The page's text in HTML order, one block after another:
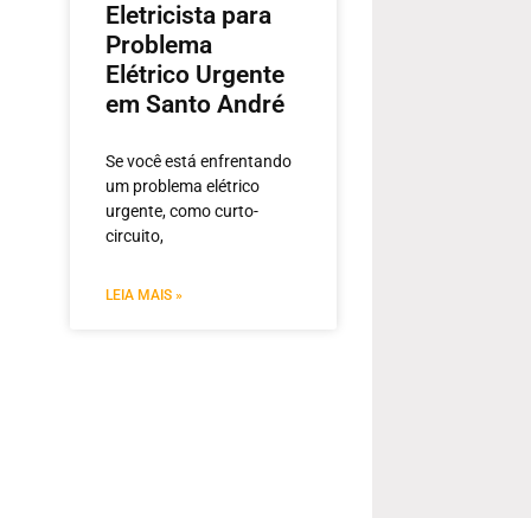
Eletricista para
Problema
Elétrico Urgente
em Santo André
Se você está enfrentando
um problema elétrico
urgente, como curto-
circuito,
LEIA MAIS »